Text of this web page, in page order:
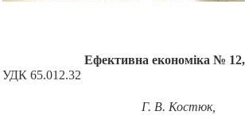
Ефективна економіка №
УДК 65.012.32
Г. В. Костюк,